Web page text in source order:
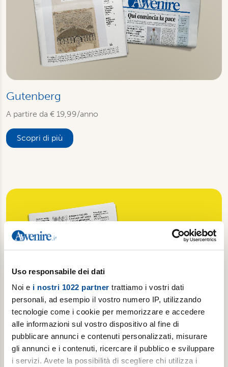
Uso responsabile dei dati
Noi e i nostri 1022 partner trattiamo i vostri dati
personali, ad esempio il vostro numero IP, utilizzando
tecnologie come i cookie per memorizzare e accedere
alle informazioni sul vostro dispositivo al fine di
pubblicare annunci e contenuti personalizzati, misurare
gli annunci e i contenuti, ricercare il pubblico e sviluppare
i servizi. Avete la possibilità di scegliere chi utilizza i
Gutenberg
A partire da € 19,99/anno
Scopri di più
Popotus